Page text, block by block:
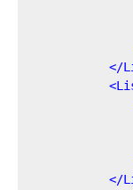
</
<
</